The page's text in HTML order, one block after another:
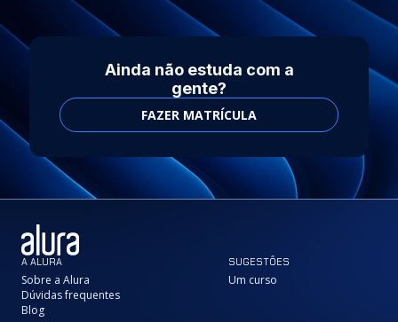
Ainda não estuda com a
gente?
FAZER MATRÍCULA
A ALURA
Sobre a Alura
Dúvidas frequentes
Blog
SUGESTÕES
Um curso